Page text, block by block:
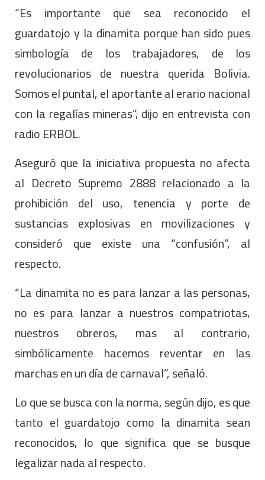
“Es importante que sea reconocido el
guardatojo y la dinamita porque han sido pues
simbología de los trabajadores, de los
revolucionarios de nuestra querida Bolivia.
Somos el puntal, el aportante al erario nacional
con la regalías mineras”, dijo en entrevista con
radio ERBOL.
Aseguró que la iniciativa propuesta no afecta
al Decreto Supremo 2888 relacionado a la
prohibición del uso, tenencia y porte de
sustancias explosivas en movilizaciones y
consideró que existe una “confusión”, al
respecto.
“La dinamita no es para lanzar a las personas,
no es para lanzar a nuestros compatriotas,
nuestros obreros, mas al contrario,
simbólicamente hacemos reventar en las
marchas en un día de carnaval”, señaló.
Lo que se busca con la norma, según dijo, es que
tanto el guardatojo como la dinamita sean
reconocidos, lo que significa que se busque
legalizar nada al respecto.